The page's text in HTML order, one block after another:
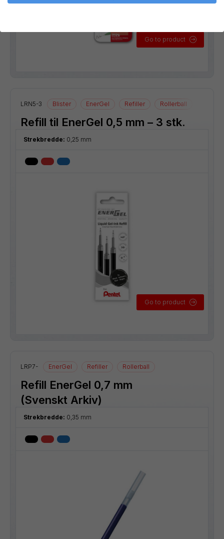
Go to product
LRN5-3 Blister EnerGel Refiller Rollerball
Refill til EnerGel 0,5 mm – 3 stk.
Strekbredde: 0,25 mm
Go to product
LRP7- EnerGel Refiller Rollerball
Refill EnerGel 0,7 mm
(Svenskt Arkiv)
Strekbredde: 0,35 mm